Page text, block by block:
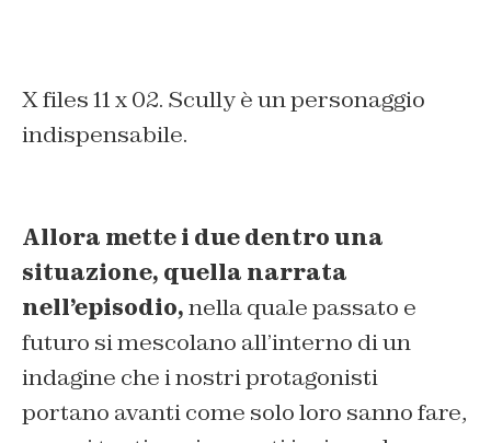
X files 11 x 02. Scully è un personaggio
indispensabile.
Allora mette i due dentro una
situazione, quella narrata
nell’episodio,nella quale passato e
futuro si mescolano all’interno di un
indagine che i nostri protagonisti
portano avanti come solo loro sanno fare,